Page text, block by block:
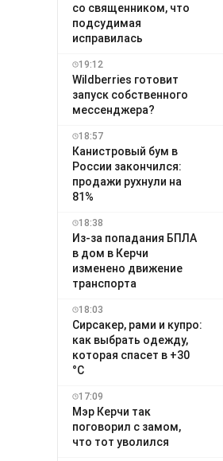
со священником, что
подсудимая
исправилась
19:12
Wildberries готовит
запуск собственного
мессенджера?
18:57
Канистровый бум в
России закончился:
продажи рухнули на
81%
18:38
Из-за попадания БПЛА
в дом в Керчи
изменено движение
транспорта
18:03
Сирсакер, рами и купро:
как выбрать одежду,
которая спасет в +30
°C
17:09
Мэр Керчи так
поговорил с замом,
что тот уволился